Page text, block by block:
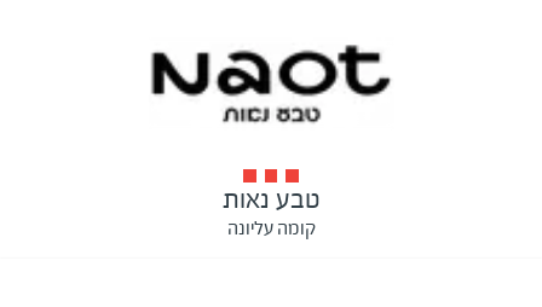
טבע נאות
קומה עליונה